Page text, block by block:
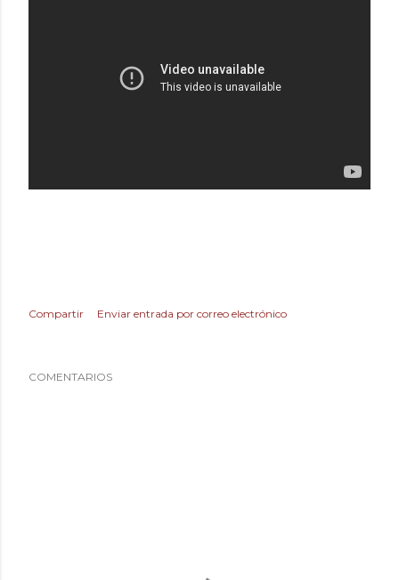
Compartir Enviar entrada por correo electrónico
COMENTARIOS